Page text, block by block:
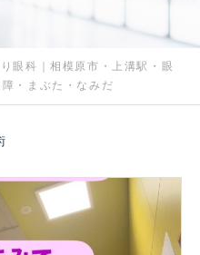
眼科｜相模原市・上溝駅・眼
・まぶた・なみだ